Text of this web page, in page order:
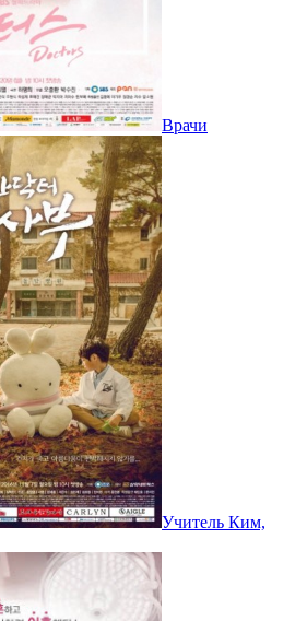
Врачи
Учитель Ким,